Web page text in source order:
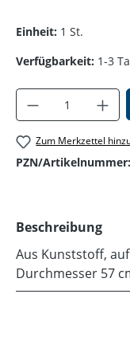
Einheit: 1 St.
Verfügbarkeit: 1-3
Produkt
Zum Merkzettel
PZN/Artikelnummer:
Beschreibung
Aus Kunststoff,
Durchmesser 57